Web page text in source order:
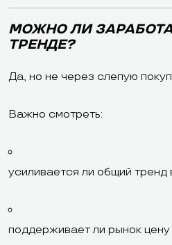
МОЖНО ЛИ
ТРЕНДЕ?
Да, но не через слепую
Важно смотреть:
усиливается ли общий тренд
поддерживает ли рынок цену